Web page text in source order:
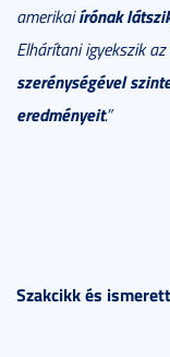
amerikaiírónak
Elhárítani igyekszik
szerénységével
eredményeit.”
Szakcikk és